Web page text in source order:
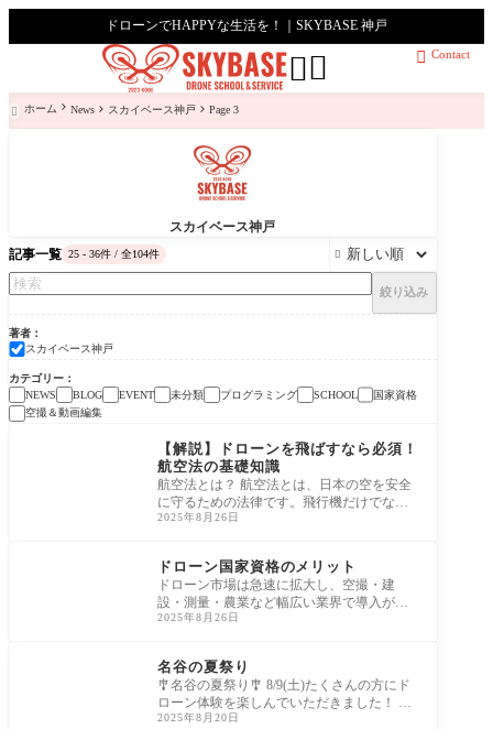
ドローンでHAPPYな生活を！｜SKYBASE 神戸
  Contact
 ホーム News スカイベース神戸 Page 3
スカイベース神戸
記事一覧 25 - 36件 / 全104件 
絞り込み
著者
スカイベース神戸
カテゴリー
NEWS
BLOG EVENT 未分類 プログラミング SCHOOL
国家資格
空撮＆動画編集
【解説】ドローンを飛ばすなら必須！
航空法の基礎知識
航空法とは？ 航空法とは、日本の空を安全
に守るための法律です。飛行機だけでな
く、**ドローン（無人航空機）**もこの法
2025年8月26日
ドローン国家資格のメリット
ドローン市場は急速に拡大し、空撮・建
設・測量・農業など幅広い業界で導入が進
んでいます。こうした背景の中で注目され
2025年8月26日
名谷の夏祭り
🎐名谷の夏祭り🎐 8/9(土)たくさんの方にド
ローン体験を楽しんでいただきました！ 子
どもから大人まで、笑顔いっぱいの一
2025年8月20日